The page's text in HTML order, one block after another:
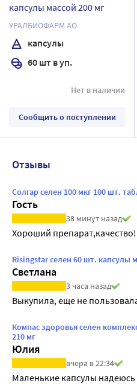
капсулы массой 200 мг
УРАЛБИОФАРМ АО
капсулы
60 шт в уп.
Нет в наличии
Сообщить о поступлении
Отзывы
Солгар селен 100 мкг 100 шт.
Гость
38 минут назад
Хороший
Risingstar селен 60 шт. капсулы
Светлана
3 часа назад
Выкупила, еще не
Компас здоровья селен
210 мг
Юлия
вчера в 22:34
Маленькие капсулы